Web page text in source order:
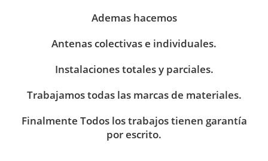
Ademas hacemos
Antenas colectivas e individuales.
Instalaciones totales y parciales.
Trabajamos todas las marcas de materiales.
Finalmente Todos los trabajos tienen garantía
por escrito.